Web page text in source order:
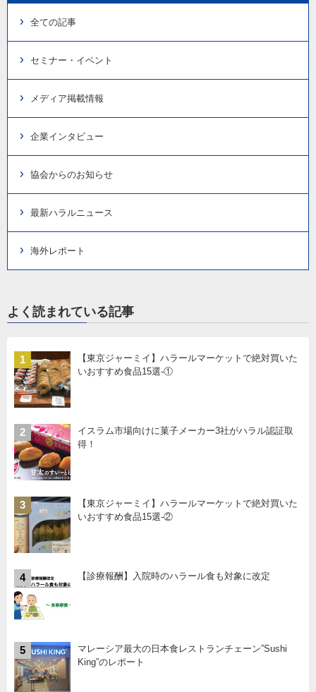
全ての記事
セミナー・イベント
メディア掲載情報
企業インタビュー
協会からのお知らせ
最新ハラルニュース
海外レポート
よく読まれている記事
1
【東京ジャーミイ】ハラールマーケットで絶対買いた
いおすすめ食品15選-①
2
イスラム市場向けに菓子メーカー3社がハラル認証取
得！
3
【東京ジャーミイ】ハラールマーケットで絶対買いた
いおすすめ食品15選-②
4 【診療報酬】入院時のハラール食も対象に改定
5
マレーシア最大の日本食レストランチェーン”Sushi
King”のレポート